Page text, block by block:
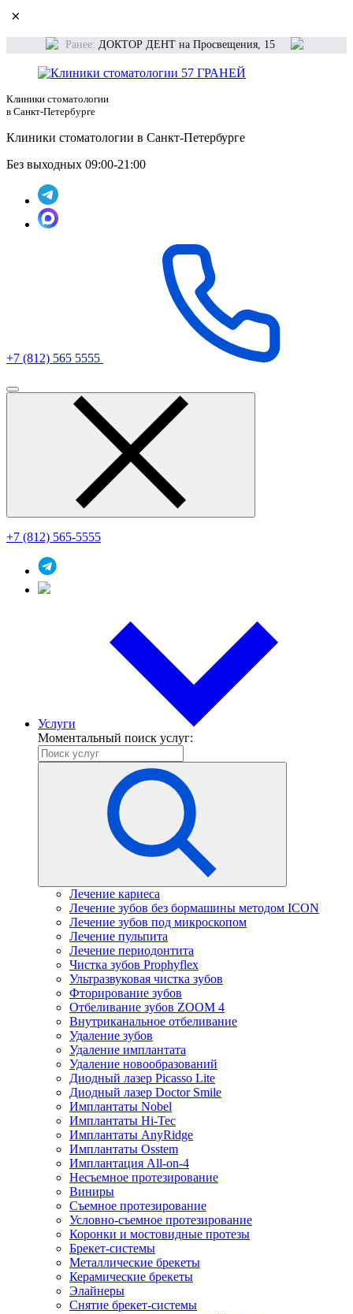
×
Ранее: ДОКТОР ДЕНТ на Просвещения, 15
Клиники стоматологии
в Санкт-Петербурге
Клиники стоматологии в Санкт-Петербурге
Без выходных 09:00-21:00
+7 (812) 565 5555
+7 (812) 565-5555
Услуги
Моментальный поиск услуг:
Лечение кариеса
Лечение зубов без бормашины методом ICON
Лечение зубов под микроскопом
Лечение пульпита
Лечение периодонтита
Чистка зубов Prophyflex
Ультразвуковая чистка зубов
Фторирование зубов
Отбеливание зубов ZOOM 4
Внутриканальное отбеливание
Удаление зубов
Удаление имплантата
Удаление новообразований
Диодный лазер Picasso Lite
Диодный лазер Doctor Smile
Имплантаты Nobel
Имплантаты Hi-Tec
Имплантаты AnyRidge
Имплантаты Osstem
Имплантация All-on-4
Несъемное протезирование
Виниры
Съемное протезирование
Условно-съемное протезирование
Коронки и мостовидные протезы
Брекет-системы
Металлические брекеты
Керамические брекеты
Элайнеры
Снятие брекет-системы